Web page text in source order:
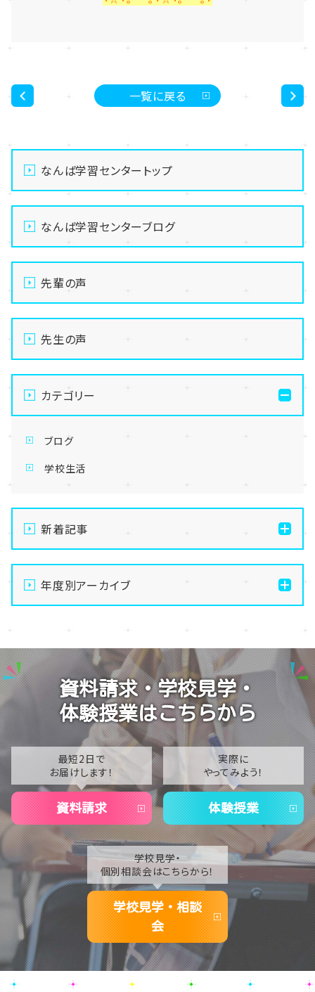
一覧に戻る
なんば学習センタートップ
なんば学習センターブログ
先輩の声
先生の声
カテゴリー
ブログ
学校生活
新着記事
【なんば】体験授業で高級感のあるマンゴータルト作り
ました！🥭✨
【なんば】キラリと輝く宝物✨「光るハーバリウム」作り
【なんば】校舎紹介の「自習室編」✨
【なんば】笑顔が溢れたオープンスクール😊在校生の
温かいお出迎えで素敵な1日に🌷
【なんば】夏季休校期間のお知らせ🍉
年度別アーカイブ
2025
2024
2023
2021
2020
資料請求・学校見学・
体験授業はこちらから
最短2日で
お届けします！
資料請求
実際に
やってみよう！
体験授業
学校見学・
個別相談会はこちらから！
学校見学・相談
会